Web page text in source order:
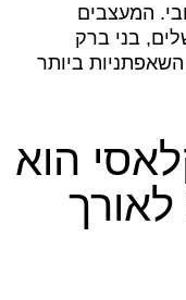
המעצבים
בני ברק
ביותר
הוא